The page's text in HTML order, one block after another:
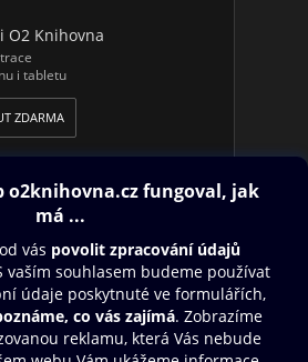
O2 Knihovna
i tabletu
ZDARMA